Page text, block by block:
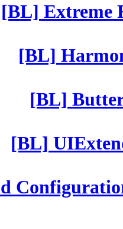
[BL] Extreme
[BL]
[BL]
[BL]